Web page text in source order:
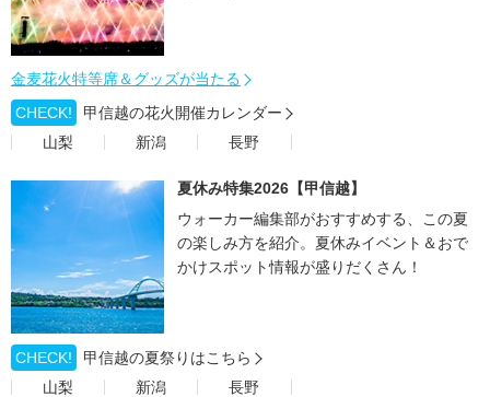
金麦花火特等席＆グッズが当たる
CHECK!
甲信越の花火開催カレンダー
山梨
新潟 長野
夏休み特集2026【甲信越】
ウォーカー編集部がおすすめする、この夏
の楽しみ方を紹介。夏休みイベント＆おで
かけスポット情報が盛りだくさん！
CHECK!
甲信越の夏祭りはこちら
山梨
新潟 長野